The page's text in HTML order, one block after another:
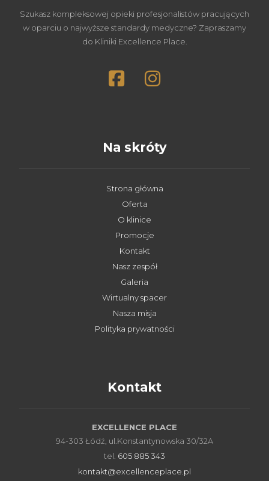
Szukasz kompleksowej opieki profesjonalistów pracujących
w oparciu o najwyższe standardy medyczne? Zapraszamy
do Kliniki Excellence Place.
Na skróty
Strona główna
Oferta
O klinice
Promocje
Kontakt
Nasz zespół
Galeria
Wirtualny spacer
Nasza misja
Polityka prywatności
Kontakt
EXCELLENCE PLACE
94-303 Łódź, ul.Konstantynowska 30/32A
tel. 605 885 343
kontakt@excellenceplace.pl